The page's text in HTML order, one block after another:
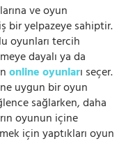
ve oyun
bir yelpazeye sahiptir.
oyunları tercih
dayalı ya da
online oyunları seçer.
uygun bir oyun
sağlarken, daha
oyunun içine
için yaptıkları oyun